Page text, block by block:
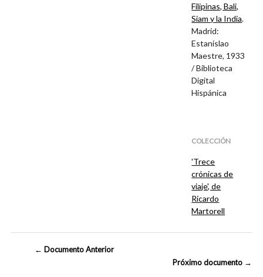
Filipinas, Bali,
Siam y la India.
Madrid:
Estanislao
Maestre, 1933
/ Biblioteca
Digital
Hispánica
COLECCIÓN
'Trece
crónicas de
viaje', de
Ricardo
Martorell
← Documento Anterior
Próximo documento →